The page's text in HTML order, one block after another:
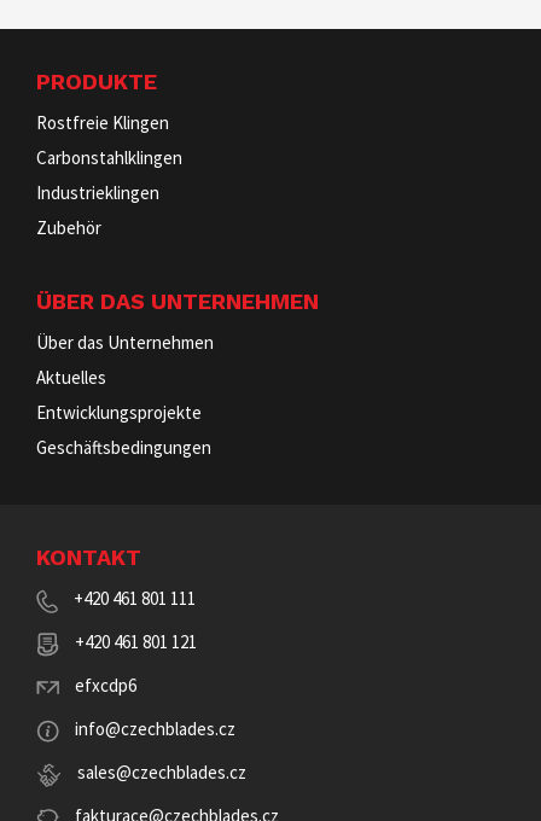
PRODUKTE
Rostfreie Klingen
Carbonstahlklingen
Industrieklingen
Zubehör
ÜBER DAS UNTERNEHMEN
Über das Unternehmen
Aktuelles
Entwicklungsprojekte
Geschäftsbedingungen
KONTAKT
+420 461 801 111
+420 461 801 121
efxcdp6
info@czechblades.cz
sales@czechblades.cz
fakturace@czechblades.cz